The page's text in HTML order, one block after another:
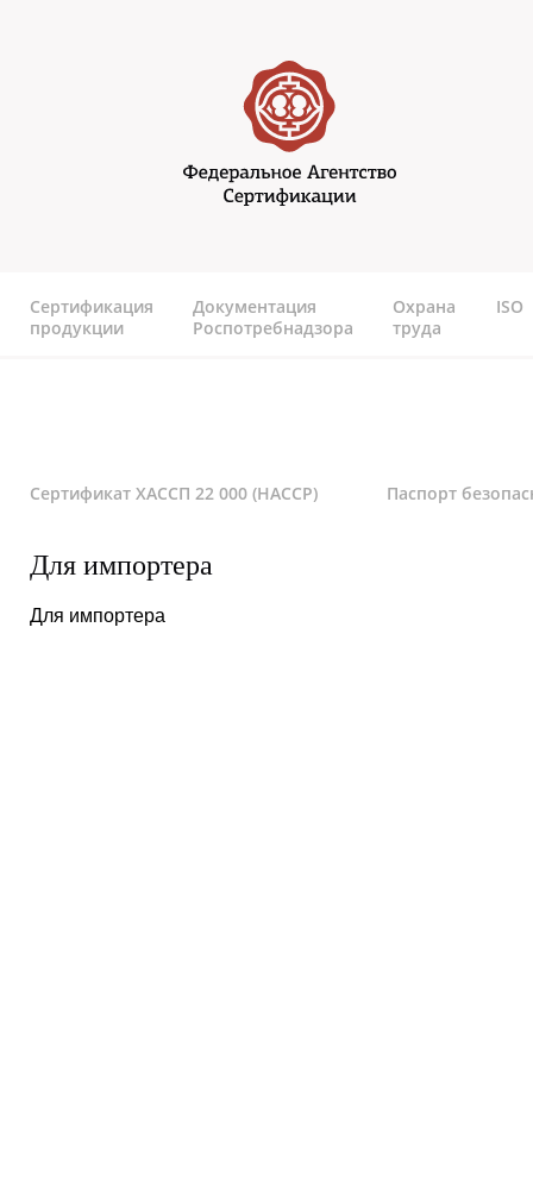
Сертификация
продукции
Документация
Роспотребнадзора
Охрана
труда
ISO
Сертификат ХАССП 22 000 (HACCP) Паспорт
Для импортера
Для импортера